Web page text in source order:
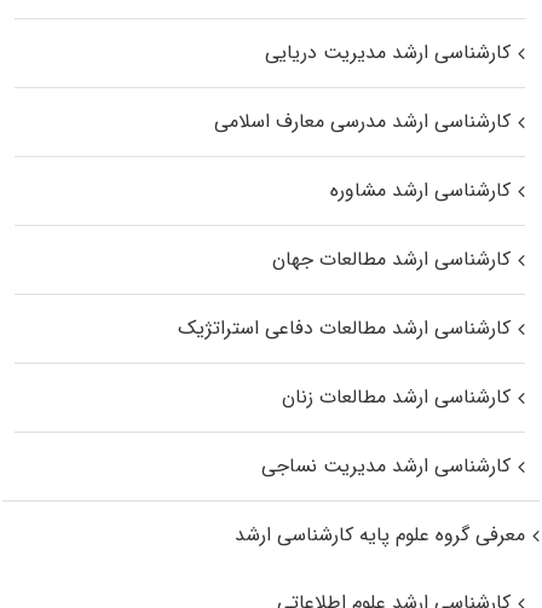
کارشناسی ارشد مدیریت دریایی
کارشناسی ارشد مدرسی معارف اسلامی
کارشناسی ارشد مشاوره
کارشناسی ارشد مطالعات جهان
کارشناسی ارشد مطالعات دفاعی استراتژیک
کارشناسی ارشد مطالعات زنان
کارشناسی ارشد مدیریت نساجی
معرفی گروه علوم پایه کارشناسی ارشد